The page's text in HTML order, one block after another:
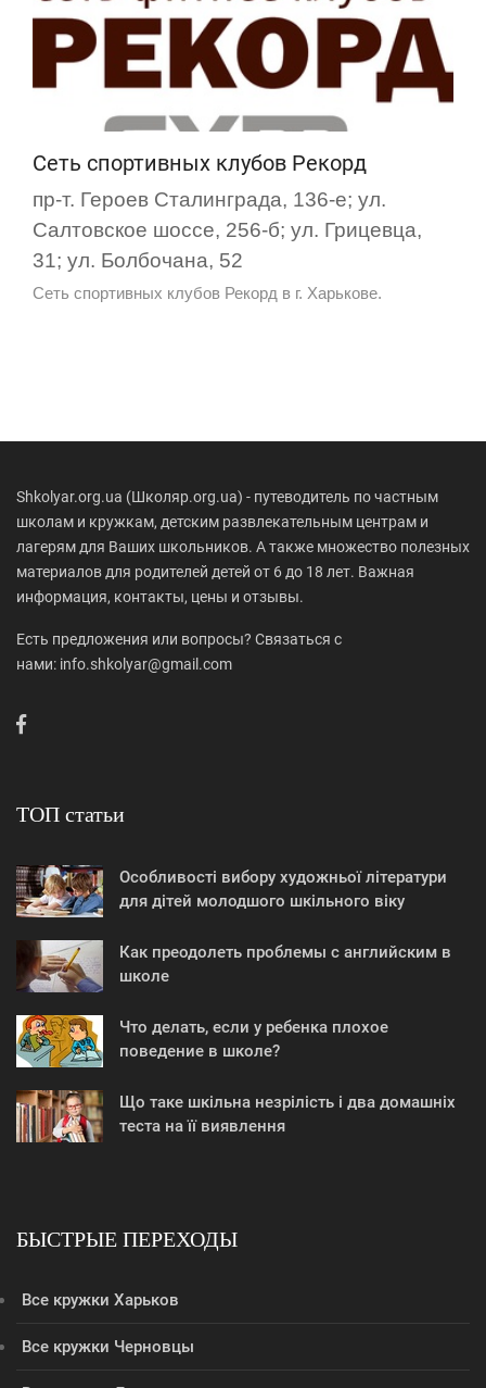
Сеть спортивных клубов Рекорд
пр-т. Героев Сталинграда, 136-е; ул.
Салтовское шоссе, 256-б; ул. Грицевца,
31; ул. Болбочана, 52
Сеть спортивных клубов Рекорд в г. Харькове.
Shkolyar.org.ua (Школяр.org.ua) - путеводитель по частным
школам и кружкам, детским развлекательным центрам и
лагерям для Ваших школьников. А также множество полезных
материалов для родителей детей от 6 до 18 лет. Важная
информация, контакты, цены и отзывы.
Есть предложения или вопросы? Связаться с
нами: info.shkolyar@gmail.com
ТОП статьи
Особливості вибору художньої літератури
для дітей молодшого шкільного віку
Как преодолеть проблемы с английским в
школе
Что делать, если у ребенка плохое
поведение в школе?
Що таке шкільна незрілість і два домашніх
теста на її виявлення
БЫСТРЫЕ ПЕРЕХОДЫ
Все кружки Харьков
Все кружки Черновцы